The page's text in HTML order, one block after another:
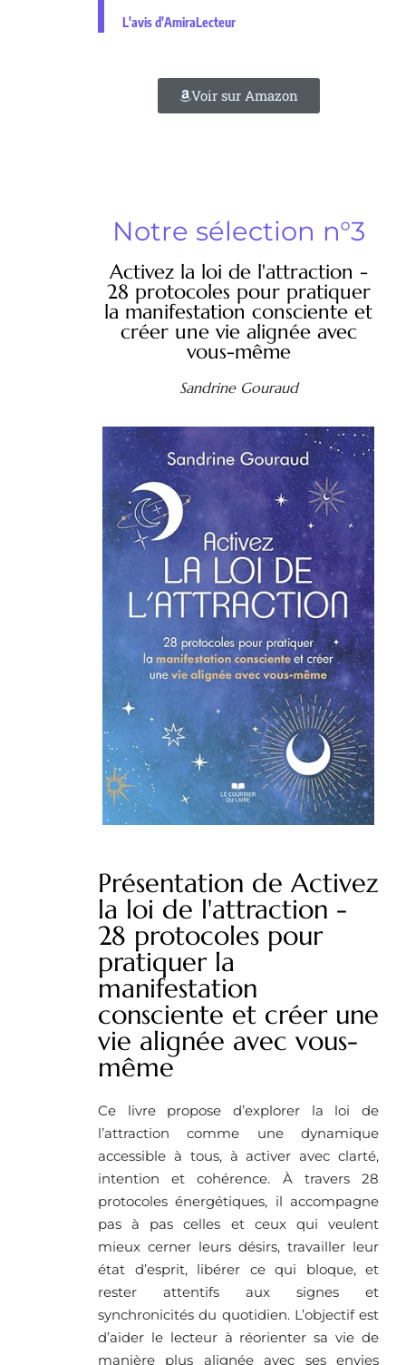
L'avis d'AmiraLecteur
Voir sur Amazon
Notre sélection n°3
Activez la loi de l'attraction -
28 protocoles pour pratiquer
la manifestation consciente et
créer une vie alignée avec
vous-même
Sandrine Gouraud
Présentation de Activez
la loi de l'attraction -
28 protocoles pour
pratiquer la
manifestation
consciente et créer une
vie alignée avec vous-
même
Ce livre propose d’explorer la loi de
l’attraction comme une dynamique
accessible à tous, à activer avec clarté,
intention et cohérence. À travers 28
protocoles énergétiques, il accompagne
pas à pas celles et ceux qui veulent
mieux cerner leurs désirs, travailler leur
état d’esprit, libérer ce qui bloque, et
rester attentifs aux signes et
synchronicités du quotidien. L’objectif est
d’aider le lecteur à réorienter sa vie de
manière plus alignée avec ses envies